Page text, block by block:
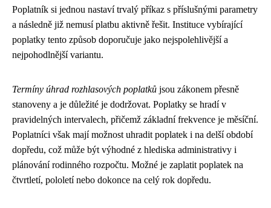
Poplatník si jednou nastaví trvalý příkaz s příslušnými parametry
a následně již nemusí platbu aktivně řešit. Instituce vybírající
poplatky tento způsob doporučuje jako nejspolehlivější a
nejpohodlnější variantu.
Termíny úhrad rozhlasových poplatků jsou zákonem přesně
stanoveny a je důležité je dodržovat. Poplatky se hradí v
pravidelných intervalech, přičemž základní frekvence je měsíční.
Poplatníci však mají možnost uhradit poplatek i na delší období
dopředu, což může být výhodné z hlediska administrativy i
plánování rodinného rozpočtu. Možné je zaplatit poplatek na
čtvrtletí, pololetí nebo dokonce na celý rok dopředu.